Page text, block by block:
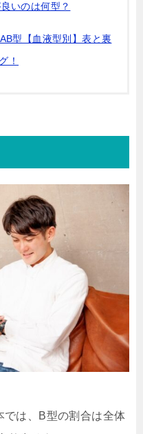
いのは何型？
型【血液型別】表と裏
！
は、B型の割合は全体